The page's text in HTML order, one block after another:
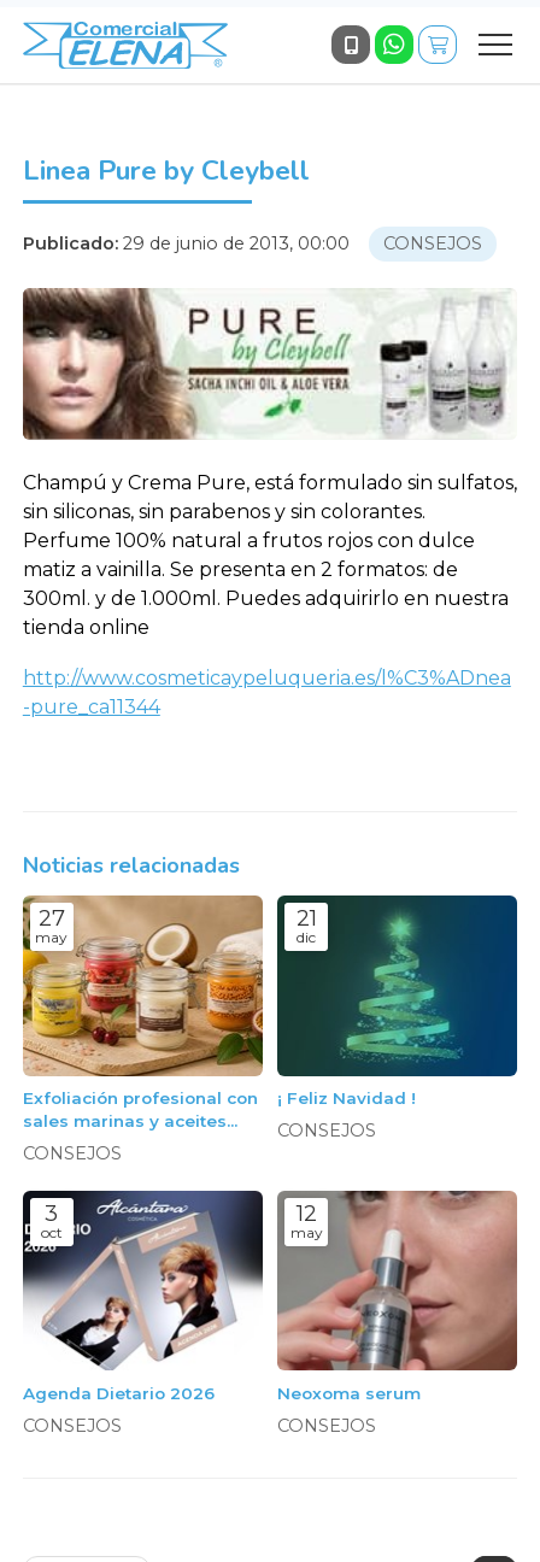
Linea Pure by Cleybell
Publicado: 29 de junio de 2013, 00:00 CONSEJOS
Champú y Crema Pure, está formulado sin sulfatos,
sin siliconas, sin parabenos y sin colorantes.
Perfume 100% natural a frutos rojos con dulce
matiz a vainilla. Se presenta en 2 formatos: de
300ml. y de 1.000ml. Puedes adquirirlo en nuestra
tienda online
http://www.cosmeticaypeluqueria.es/l%C3%ADnea
-pure_ca11344
Noticias relacionadas
27
may
Exfoliación profesional con
sales marinas y aceites
naturales
CONSEJOS
21
dic
¡ Feliz Navidad !
CONSEJOS
3
oct
Agenda Dietario 2026
CONSEJOS
12
may
Neoxoma serum
CONSEJOS